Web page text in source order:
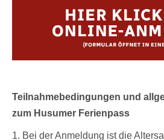
Teilnahmebedingungen und
zum Husumer Ferienpass
1. Bei der Anmeldung ist die